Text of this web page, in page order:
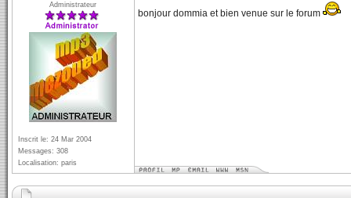
Administrateur
Inscrit le: 24 Mar 2004
Messages: 308
Localisation: paris
bonjour dommia et bien venue sur le forum